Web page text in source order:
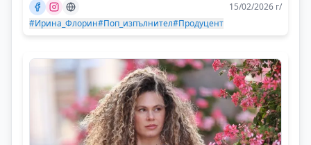
15/02/2026 г/
#Ирина_Флорин#Поп_изпълнител#Продуцент